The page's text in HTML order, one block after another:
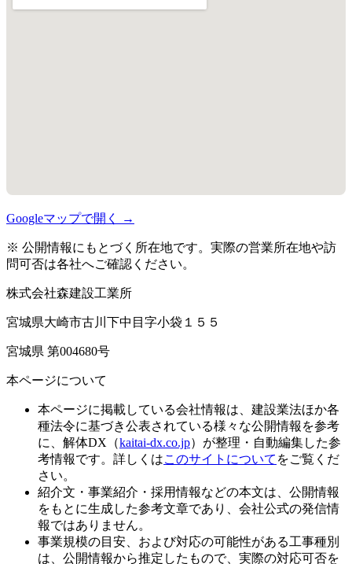
Googleマップで開く →
※ 公開情報にもとづく所在地です。実際の営業所在地や訪
問可否は各社へご確認ください。
株式会社森建設工業所
宮城県大崎市古川下中目字小袋１５５
宮城県 第004680号
本ページについて
本ページに掲載している会社情報は、建設業法ほか各
種法令に基づき公表されている様々な公開情報を参考
に、解体DX（kaitai-dx.co.jp）が整理・自動編集した参
考情報です。詳しくはこのサイトについて をご覧くだ
さい。
紹介文・事業紹介・採用情報などの本文は、公開情報
をもとに生成した参考文章であり、会社公式の発信情
報ではありません。
事業規模の目安、および対応の可能性がある工事種別
は、公開情報から推定したもので、実際の対応可否を